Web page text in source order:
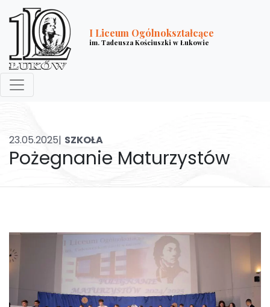
I Liceum Ogólnokształcące
im. Tadeusza Kościuszki w Łukowie
23.05.2025| SZKOŁA
Pożegnanie Maturzystów